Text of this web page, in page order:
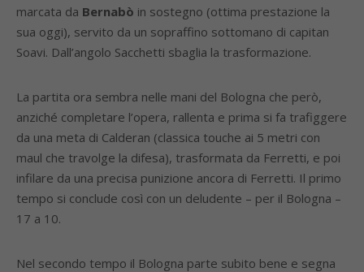
marcata da Bernabò in sostegno (ottima prestazione la
sua oggi), servito da un sopraffino sottomano di capitan
Soavi. Dall’angolo Sacchetti sbaglia la trasformazione.
La partita ora sembra nelle mani del Bologna che però,
anziché completare l’opera, rallenta e prima si fa trafiggere
da una meta di Calderan (classica touche ai 5 metri con
maul che travolge la difesa), trasformata da Ferretti, e poi
infilare da una precisa punizione ancora di Ferretti. Il primo
tempo si conclude così con un deludente – per il Bologna –
17 a 10.
Nel secondo tempo il Bologna parte subito bene e segna